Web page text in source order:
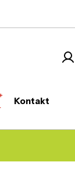
Kontakt